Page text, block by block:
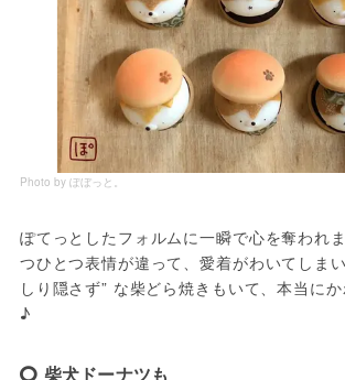
Photo by ぽぼっと。
ぽてっとしたフォルムに一瞬で心を奪われ
つひとつ表情が違って、愛着がわいてしま
しり隠さず” な柴どら焼きもいて、本当に
♪
柴犬ドーナツも